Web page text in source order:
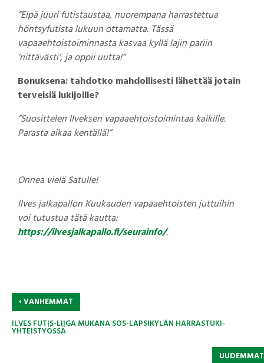
”Eipä juuri futistaustaa, nuorempana harrastettua
höntsyfutista lukuun ottamatta. Tässä
vapaaehtoistoiminnasta kasvaa kyllä lajin pariin
’riittävästi’, ja oppii uutta!”
Bonuksena: tahdotko mahdollisesti lähettää jotain
terveisiä lukijoille?
”Suosittelen Ilveksen vapaaehtoistoimintaa kaikille.
Parasta aikaa kentällä!”
Onnea vielä Satulle!
Ilves jalkapallon Kuukauden vapaaehtoisten juttuihin
voi tutustua tätä kautta:
https://ilvesjalkapallo.fi/seurainfo/.
‹VANHEMMAT
ILVES FUTIS-LIIGA MUKANA SOS-LAPSIKYLÄN HARRASTUKI-
YHTEISTYÖSSÄ